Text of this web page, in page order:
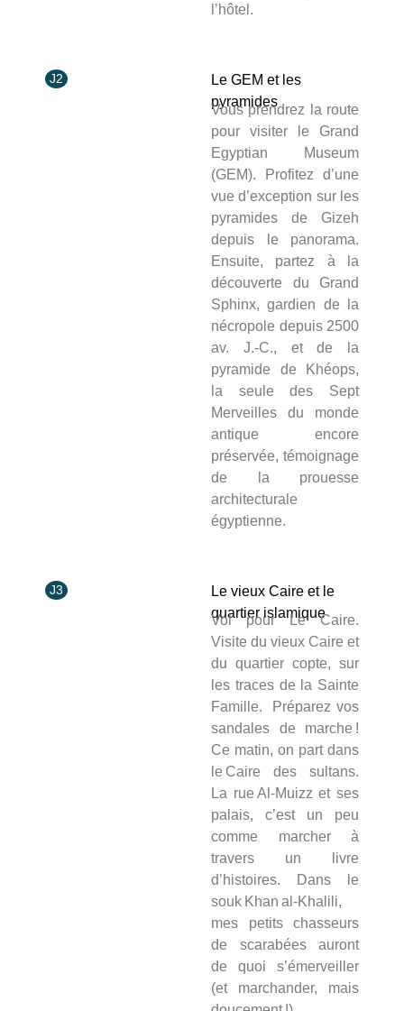
l’hôtel.
J2
Le GEM et les
pyramides
Vous prendrez la route
pour visiter le Grand
Egyptian Museum
(GEM). Profitez d’une
vue d’exception sur les
pyramides de Gizeh
depuis le panorama.
Ensuite, partez à la
découverte du Grand
Sphinx, gardien de la
nécropole depuis 2500
av. J.-C., et de la
pyramide de Khéops,
la seule des Sept
Merveilles du monde
antique encore
préservée, témoignage
de la prouesse
architecturale
égyptienne.
J3
Le vieux Caire et le
quartier islamique
Vol pour Le Caire.
Visite du vieux Caire et
du quartier copte, sur
les traces de la Sainte
Famille. Préparez vos
sandales de marche !
Ce matin, on part dans
le Caire des sultans.
La rue Al‑Muizz et ses
palais, c’est un peu
comme marcher à
travers un livre
d’histoires. Dans le
souk Khan al‑Khalili,
mes petits chasseurs
de scarabées auront
de quoi s’émerveiller
(et marchander, mais